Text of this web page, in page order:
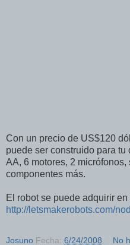
Con un precio de US$120
puede ser construido para
AA, 6 motores, 2
componentes más.
El robot se puede adquirir
http://letsmakerobots.com/
Josuno Fecha: 6/24/2008 No